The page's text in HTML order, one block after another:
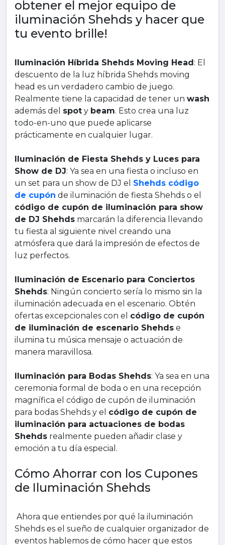
obtener el mejor equipo de
iluminación Shehds y hacer que
tu evento brille!
Iluminación Híbrida Shehds Moving Head : El
descuento de la luz híbrida Shehds moving
head es un verdadero cambio de juego.
Realmente tiene la capacidad de tener un wash
además del spot y beam. Esto crea una luz
todo-en-uno que puede aplicarse
prácticamente en cualquier lugar.
Iluminación de Fiesta Shehds y Luces para
Show de DJ: Ya sea en una fiesta o incluso en
un set para un show de DJ el Shehds código
de cupón de iluminación de fiesta Shehds o el
código de cupón de iluminación para show
de DJ Shehds marcarán la diferencia llevando
tu fiesta al siguiente nivel creando una
atmósfera que dará la impresión de efectos de
luz perfectos.
Iluminación de Escenario para Conciertos
Shehds: Ningún concierto sería lo mismo sin la
iluminación adecuada en el escenario. Obtén
ofertas excepcionales con el código de cupón
de iluminación de escenario Shehds e
ilumina tu música mensaje o actuación de
manera maravillosa.
Iluminación para Bodas Shehds: Ya sea en una
ceremonia formal de boda o en una recepción
magnífica el código de cupón de iluminación
para bodas Shehds y el código de cupón de
iluminación para actuaciones de bodas
Shehds realmente pueden añadir clase y
emoción a tu día especial.
Cómo Ahorrar con los Cupones
de Iluminación Shehds
Ahora que entiendes por qué la iluminación
Shehds es el sueño de cualquier organizador de
eventos hablemos de cómo hacer que estos